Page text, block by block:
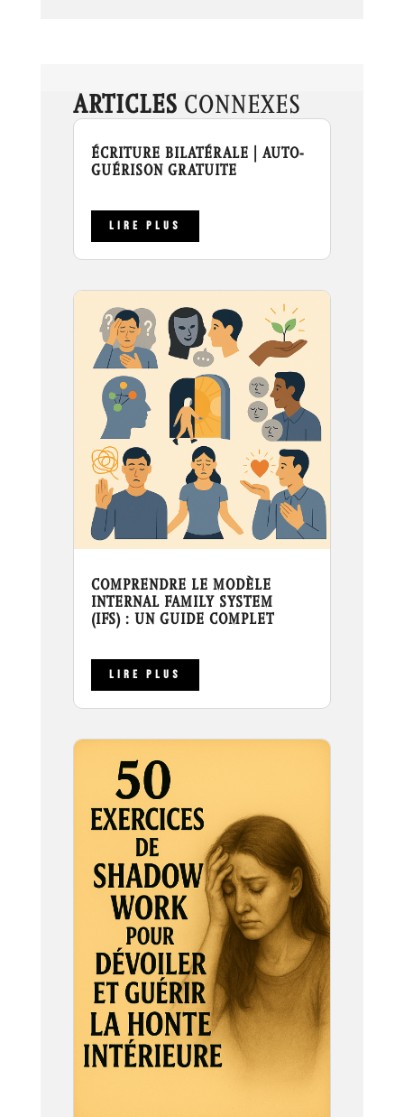
ARTICLES CONNEXES
ÉCRITURE BILATÉRALE | AUTO-
GUÉRISON GRATUITE
LIRE PLUS
COMPRENDRE LE MODÈLE
INTERNAL FAMILY SYSTEM
(IFS) : UN GUIDE COMPLET
LIRE PLUS